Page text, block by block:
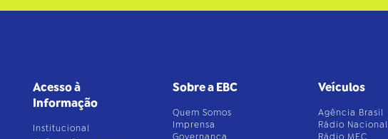
Acesso à
Informação
Institucional
Sobre a EBC
Quem Somos
Imprensa
Governança
Veículos
Agência Brasil
Rádio Nacional
Rádio MEC